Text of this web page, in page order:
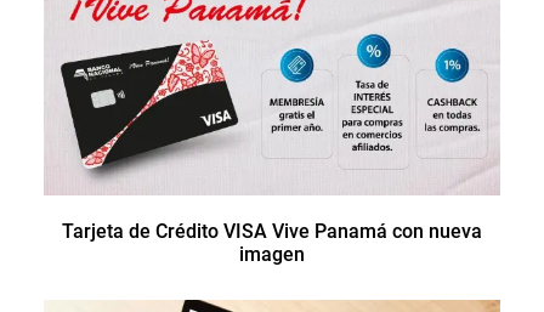
Tarjeta de Crédito VISA Vive Panamá con nueva
imagen